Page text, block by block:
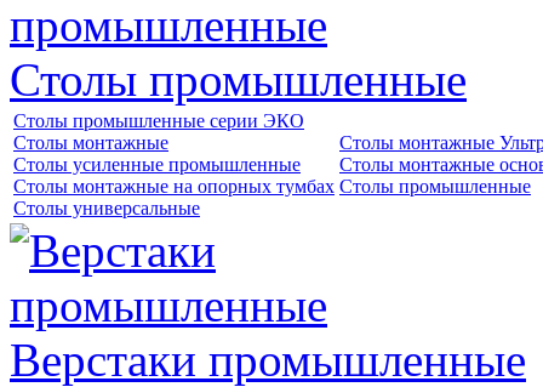
Столы промышленные
Столы промышленные серии ЭКО
Столы монтажные
Столы усиленные промышленные
Столы монтажные на опорных тумбах
Столы универсальные
Столы монтажные
Столы монтажные
Столы промышленные
Верстаки промышленные